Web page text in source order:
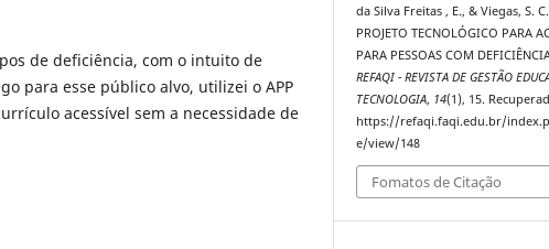
de deficiência, com o intuito de
para esse público alvo, utilizei o APP
acessível sem a necessidade de
da Silva Freitas , E., & Viegas, S.
PROJETO TECNOLÓGICO PARA
PARA PESSOAS COM
REFAQI - REVISTA DE GESTÃO
TECNOLOGIA, 14(1), 15.
https://refaqi.faqi.edu.br/
e/view/148
Fomatos de Citação